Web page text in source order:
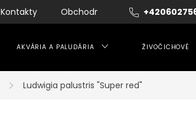
Kontakty Obchodní podmínky Moje
AKVÁRIA A PALUDÁRIA ŽIVOČICHOVÉ
Ludwigia palustris "Super red"